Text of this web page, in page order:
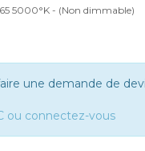
5000°K - (Non dimmable)
une demande de
ou connectez-vous